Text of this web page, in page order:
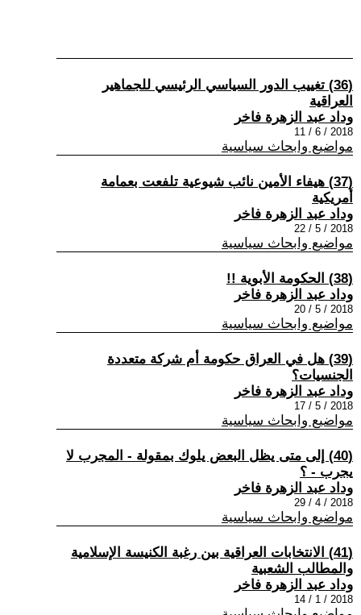
(36) تغييب الدور السياسي الرئيسي للجماهير
العراقية
وداد عبد الزهرة فاخر
2018 / 6 / 11
مواضيع وابحاث سياسية
(37) هيفاء الأمين نائب شيوعية تلفعت بعمامة
أمريكية
وداد عبد الزهرة فاخر
2018 / 5 / 22
مواضيع وابحاث سياسية
(38) الحكومة الأبوية !!
وداد عبد الزهرة فاخر
2018 / 5 / 20
مواضيع وابحاث سياسية
(39) هل في العراق حكومة أم شركة متعددة
الجنسيات؟
وداد عبد الزهرة فاخر
2018 / 5 / 17
مواضيع وابحاث سياسية
(40) إلى متى يظل البعض يلوك بمقولة - المجرب لا
يجرب - ؟
وداد عبد الزهرة فاخر
2018 / 4 / 29
مواضيع وابحاث سياسية
(41) الانتخابات العراقية بين رغبة الكنيسة الإسلامية
والمطالب الشعبية
وداد عبد الزهرة فاخر
2018 / 1 / 14